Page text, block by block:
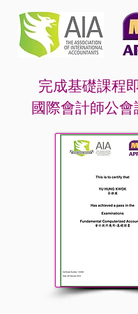
完成基礎課程
國際會計師公